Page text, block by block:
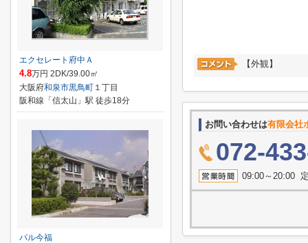
【外観】
お問い合わせは有限会社
072-
09:00～20:00
エクセレート府中Ａ
4.8万円 2DK/39.00㎡
大阪府和泉市黒鳥町 １丁目
阪和線「信太山」駅 徒歩18分
パル今福